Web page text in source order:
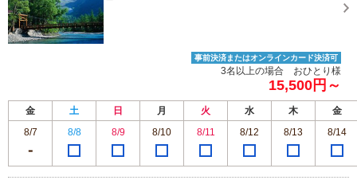
事前決済またはオンラインカード決済可
3名以上の場合 おひとり様
15,500円～
金 土 日 月 火 水 木
金
8/7
8/8 8/9 8/10 8/11 8/12 8/13 8/14